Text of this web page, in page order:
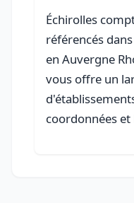
Échirolles
référencés
en Auvergne
vous offre un
coordonnées